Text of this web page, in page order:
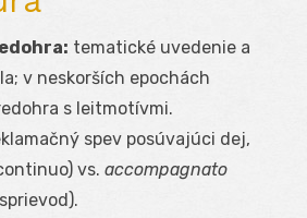
tematické uvedenie a
v neskorších epochách
s leitmotívmi.
spev posúvajúci dej,
vs. accompagnato